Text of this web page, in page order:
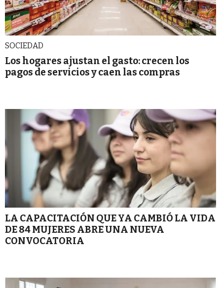
SOCIEDAD
Los hogares ajustan el gasto: crecen los
pagos de servicios y caen las compras
LA CAPACITACIÓN QUE YA CAMBIÓ LA VIDA
DE 84 MUJERES ABRE UNA NUEVA
CONVOCATORIA